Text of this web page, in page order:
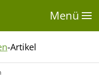
Menü
-Artikel